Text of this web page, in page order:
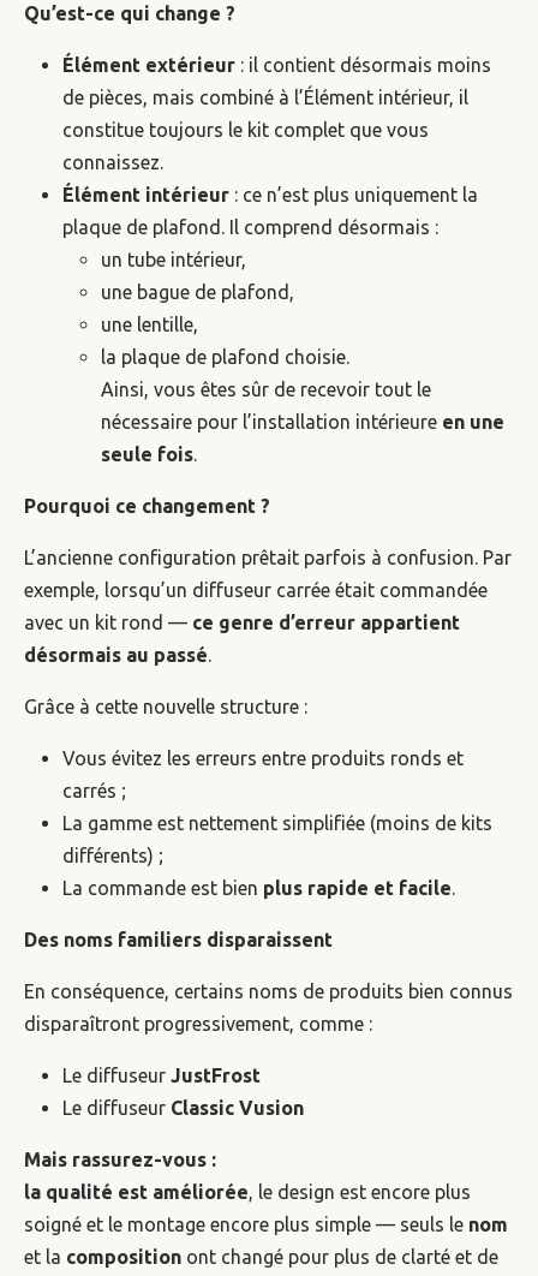
Qu’est-ce qui change ?
Élément extérieur : il contient désormais moins
de pièces, mais combiné à l’Élément intérieur, il
constitue toujours le kit complet que vous
connaissez.
Élément intérieur : ce n’est plus uniquement la
plaque de plafond. Il comprend désormais :
un tube intérieur,
une bague de plafond,
une lentille,
la plaque de plafond choisie.
Ainsi, vous êtes sûr de recevoir tout le
nécessaire pour l’installation intérieure en une
seule fois.
Pourquoi ce changement ?
L’ancienne configuration prêtait parfois à confusion. Par
exemple, lorsqu’un diffuseur carrée était commandée
avec un kit rond — ce genre d’erreur appartient
désormais au passé.
Grâce à cette nouvelle structure :
Vous évitez les erreurs entre produits ronds et
carrés ;
La gamme est nettement simplifiée (moins de kits
différents) ;
La commande est bien plus rapide et facile.
Des noms familiers disparaissent
En conséquence, certains noms de produits bien connus
disparaîtront progressivement, comme :
Le diffuseur JustFrost
Le diffuseur Classic Vusion
Mais rassurez-vous :
la qualité est améliorée, le design est encore plus
soigné et le montage encore plus simple — seuls le nom
et la composition ont changé pour plus de clarté et de